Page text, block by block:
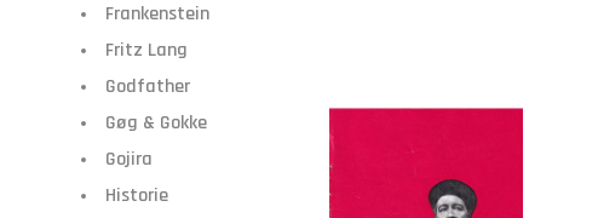
Frankenstein
Fritz Lang
Godfather
Gøg & Gokke
Gojira
Historie